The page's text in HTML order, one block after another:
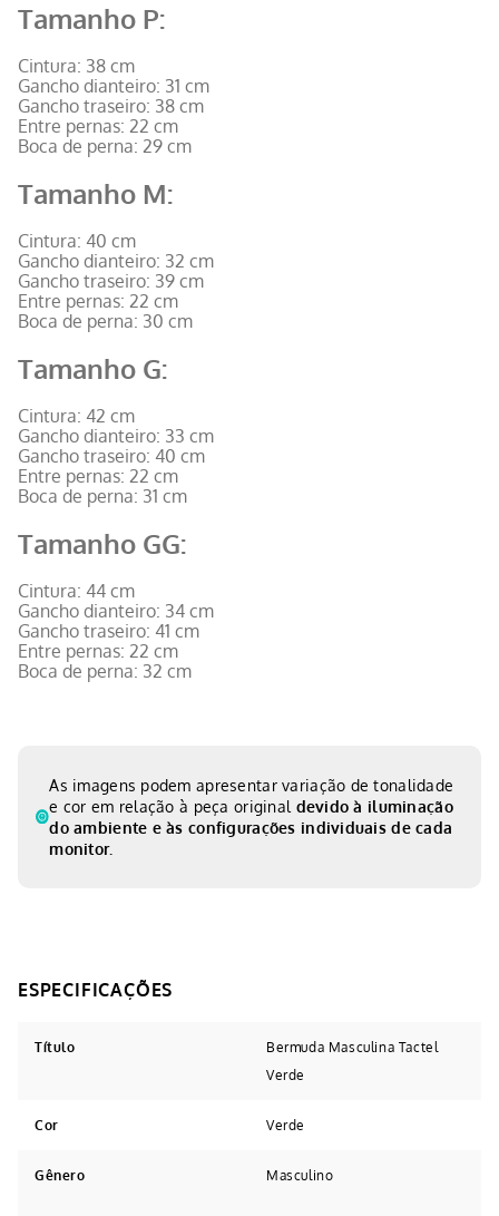
Tamanho P:
Cintura: 38 cm
Gancho dianteiro: 31 cm
Gancho traseiro: 38 cm
Entre pernas: 22 cm
Boca de perna: 29 cm
Tamanho M:
Cintura: 40 cm
Gancho dianteiro: 32 cm
Gancho traseiro: 39 cm
Entre pernas: 22 cm
Boca de perna: 30 cm
Tamanho G:
Cintura: 42 cm
Gancho dianteiro: 33 cm
Gancho traseiro: 40 cm
Entre pernas: 22 cm
Boca de perna: 31 cm
Tamanho GG:
Cintura: 44 cm
Gancho dianteiro: 34 cm
Gancho traseiro: 41 cm
Entre pernas: 22 cm
Boca de perna: 32 cm
As imagens podem apresentar variação de tonalidade
e cor em relação à peça original devido à iluminação
do ambiente e às configurações individuais de cada
monitor.
Título
Bermuda Masculina Tactel
Verde
Cor Verde
Gênero Masculino